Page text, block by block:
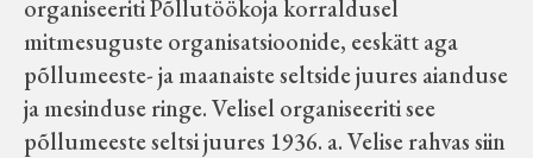
organiseeriti Põllutöökoja korraldusel
mitmesuguste organisatsioonide, eeskätt aga
põllumeeste- ja maanaiste seltside juures aianduse
ja mesinduse ringe. Velisel organiseeriti see
põllumeeste seltsi juures 1936. a. Velise rahvas siin